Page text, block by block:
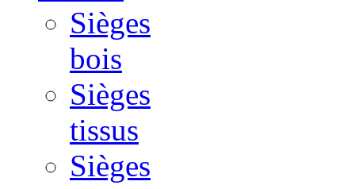
Sièges
bois
Sièges
tissus
Sièges